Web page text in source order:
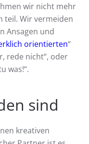
wir nicht mehr
teil. Wir vermeiden
Ansagen und
orientierten“
rede nicht“, oder
was!“.
sind
kreativen